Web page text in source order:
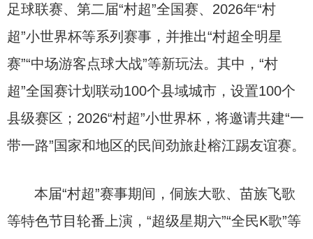
足球联赛、第二届“村超”全国赛、2026年“村
超”小世界杯等系列赛事，并推出“村超全明星
赛”“中场游客点球大战”等新玩法。其中，“村
超”全国赛计划联动100个县域城市，设置100个
县级赛区；2026“村超”小世界杯，将邀请共建“一
带一路”国家和地区的民间劲旅赴榕江踢友谊赛。
本届“村超”赛事期间，侗族大歌、苗族飞歌
等特色节目轮番上演，“超级星期六”“全民K歌”等